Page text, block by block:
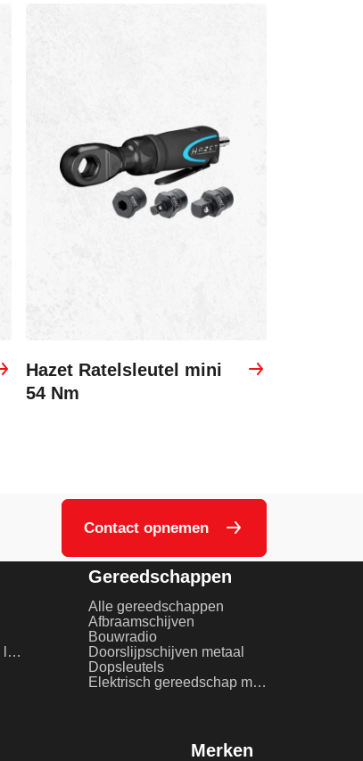
Hazet Ratelsleutel mini
54 Nm
Contact opnemen
Beschermglas en lenzen laserlassen
Gereedschappen
Alle gereedschappen
Afbraamschijven
Bouwradio
Doorslijpschijven metaal
Dopsleutels
Elektrisch gereedschap metaalbewerking
Merken